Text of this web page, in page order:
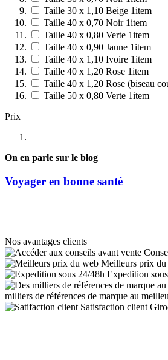
Taille 30 x 1,10 Beige 1item
Taille 40 x 0,70 Noir 1item
Taille 40 x 0,80 Verte 1item
Taille 40 x 0,90 Jaune 1item
Taille 40 x 1,10 Ivoire 1item
Taille 40 x 1,20 Rose 1item
Taille 40 x 1,20 Rose (biseau
Taille 50 x 0,80 Verte 1item
Prix
On en parle sur le blog
Voyager en bonne santé
Nos avantages clients
Meilleurs prix du
Expedition
milliers de références de marque au
Satisfaction client